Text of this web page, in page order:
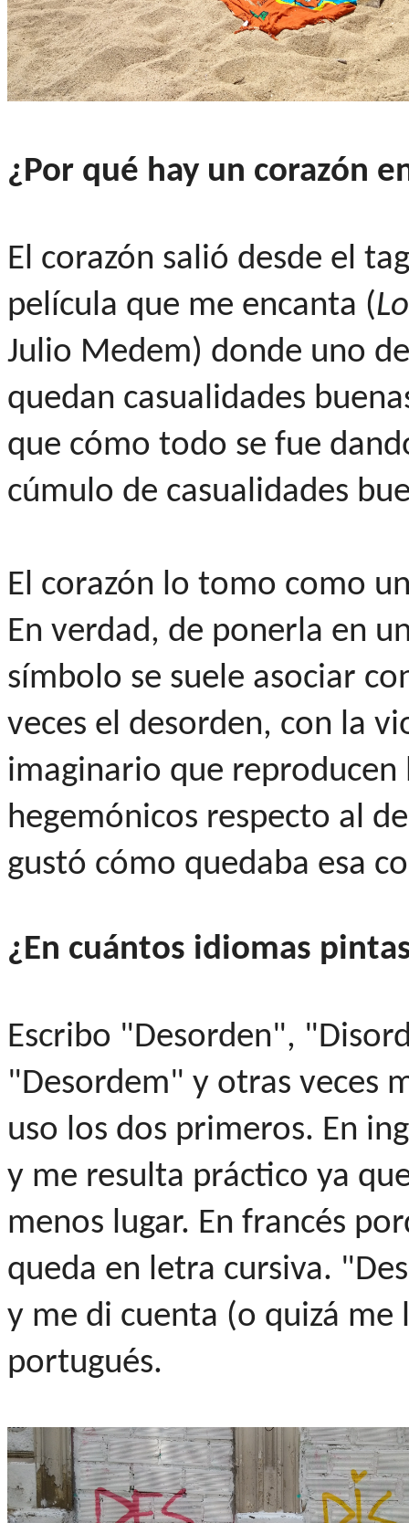
¿Por qué hay un corazón
El corazón salió desde el
película que me encanta (
Julio Medem) donde uno
quedan casualidades
que cómo todo se fue
cúmulo de casualidades
El corazón lo tomo como
En verdad, de ponerla en
símbolo se suele asociar
veces el desorden, con la
imaginario que
hegemónicos respecto al
gustó cómo quedaba esa
¿En cuántos idiomas
Escribo "Desorden",
"Desordem" y otras veces
uso los dos primeros. En
y me resulta práctico ya
menos lugar. En francés
queda en letra cursiva.
y me di cuenta (o quizá
portugués.